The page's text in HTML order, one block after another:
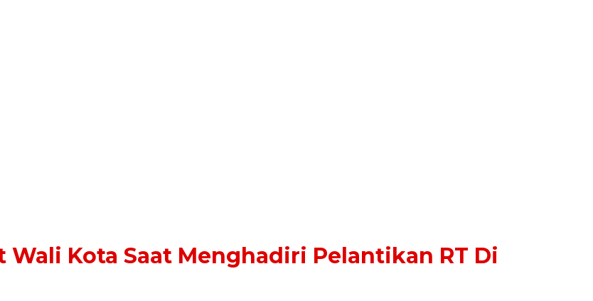
Kota Saat Menghadiri Pelantikan RT Di